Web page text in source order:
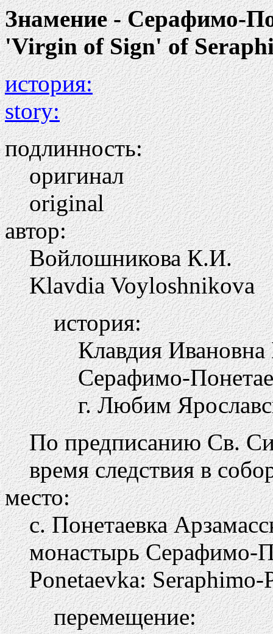
Знамение - Серафимо-
'Virgin of Sign' of
история:
story:
подлинность:
оригинал
original
автор:
Войлошникова К.И.
Klavdia Voyloshnikova
история:
Клавдия
Серафимо-
г. Любим
По предписанию Св.
время следствия в
место:
с. Понетаевка
монастырь Серафимо-
Ponetaevka:
перемещение: